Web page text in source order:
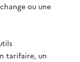
ou une
tarifaire, un